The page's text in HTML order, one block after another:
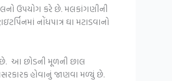
ઉપયોગ કરે છે. મલકાંગણીની
નોંધપાત્ર ઘા મટાડવાનો
છે. આ છોડની મૂળની છાલ
હોવાનું જાણવા મળ્યું છે.